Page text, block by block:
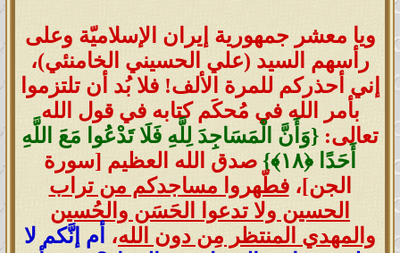
ويا معشر جمهورية إيران الإسلاميّة وعلى
رأسهم السيد (علي الحسيني الخامنئي)،
إني أحذركم للمرة الألف! فلا بُد أن تلتزموا
بأمر الله في مُحكَم كتابه في قول الله
تعالى: {وَأَنَّ الْمَسَاجِدَ لِلَّهِ فَلَا تَدْعُوا مَعَ اللَّهِ
أَحَدًا ‎﴿١٨﴾}
صدق الله العظيم [سورة
الجن]،فطّهروا مساجدكم من تراب
الحسين ولا تدعوا الحَسَن والحُسين
والمهدي المنتظر مِن دون الله،
أم إنَّكم لا